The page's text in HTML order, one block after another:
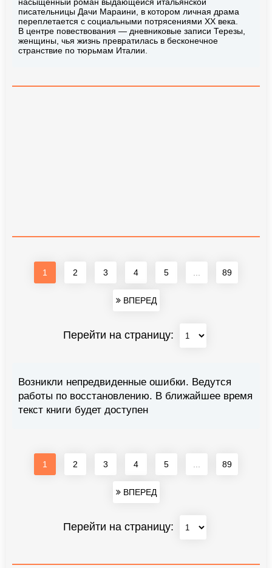
насыщенный роман выдающейся итальянской
писательницы Дачи Мараини, в котором личная драма
переплетается с социальными потрясениями XX века.
В центре повествования — дневниковые записи Терезы,
женщины, чья жизнь превратилась в бесконечное
странствие по тюрьмам Италии.
1 2 3 4 5 ... 89
ВПЕРЕД
Перейти на страницу:
Возникли непредвиденные ошибки. Ведутся
работы по восстановлению. В ближайшее время
текст книги будет доступен
1 2 3 4 5 ... 89
ВПЕРЕД
Перейти на страницу: